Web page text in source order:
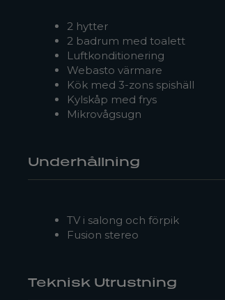
2 hytter
2 badrum med toalett
Luftkonditionering
Webasto värmare
Kök med 3-zons spishäll
Kylskåp med frys
Mikrovågsugn
Underhållning
TV i salong och förpik
Fusion stereo
Teknisk Utrustning